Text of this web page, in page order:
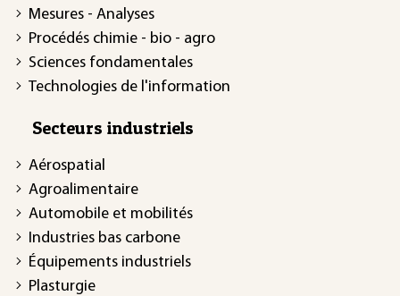
Mesures - Analyses
Procédés chimie - bio - agro
Sciences fondamentales
Technologies de l'information
Secteurs industriels
Aérospatial
Agroalimentaire
Automobile et mobilités
Industries bas carbone
Équipements industriels
Plasturgie